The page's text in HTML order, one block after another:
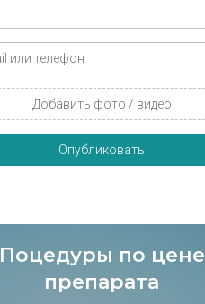
Добавить фото / видео
Опубликовать
Поцедуры по цене
препарата